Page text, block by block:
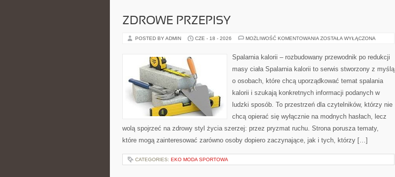
ZDROWE PRZEPISY
POSTED BY ADMIN CZE - 18 - 2026 MOŻLIWOŚĆ KOMENTOWANIA ZDROWE
ZOSTAŁA WYŁĄCZONA
Spalarnia kalorii – rozbudowany przewodnik po redukcji
masy ciała Spalarnia kalorii to serwis stworzony z myślą
o osobach, które chcą uporządkować temat spalania
kalorii i szukają konkretnych informacji podanych w
ludzki sposób. To przestrzeń dla czytelników, którzy nie
chcą opierać się wyłącznie na modnych hasłach, lecz
wolą spojrzeć na zdrowy styl życia szerzej: przez pryzmat ruchu. Strona porusza tematy,
które mogą zainteresować zarówno osoby dopiero zaczynające, jak i tych, którzy […]
CATEGORIES: EKO MODA SPORTOWA